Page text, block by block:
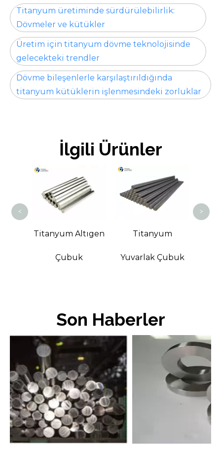
Titanyum üretiminde sürdürülebilirlik:
Dövmeler ve kütükler
Üretim için titanyum dövme teknolojisinde
gelecekteki trendler
Dövme bileşenlerle karşılaştırıldığında
titanyum kütüklerin işlenmesindeki zorluklar
İlgili Ürünler
Altıgen Titanyum
Yuvarlak Çubuk
Titanyum
< >
Son Haberler